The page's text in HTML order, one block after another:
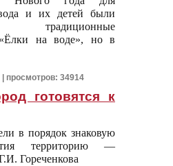
и их детей были
традиционные
«Ёлки на воде», но в
просмотров: 34914
готовятся к
в порядок знаковую
территорию —
Гореченкова